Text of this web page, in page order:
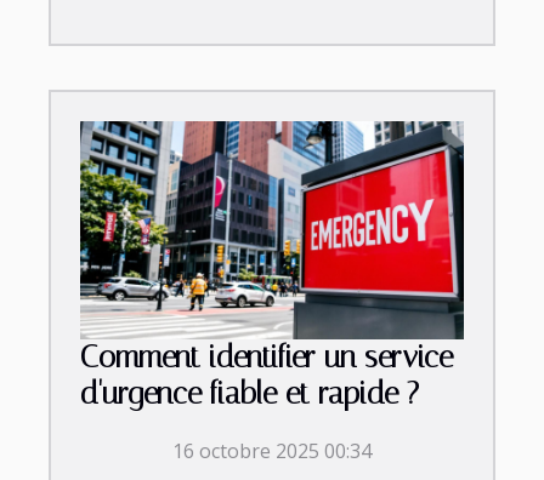
Comment identifier un service
d'urgence fiable et rapide ?
16 octobre 2025 00:34